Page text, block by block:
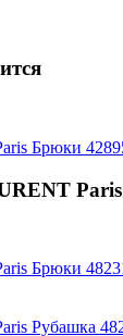
Paris